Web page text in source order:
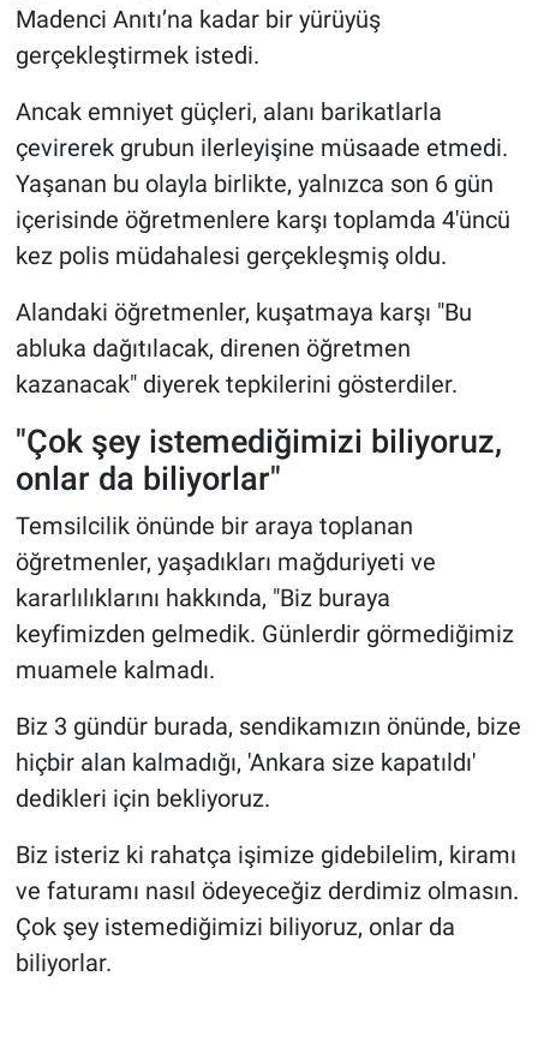
Madenci Anıtı’na kadar bir yürüyüş
gerçekleştirmek istedi.
Ancak emniyet güçleri, alanı barikatlarla
çevirerek grubun ilerleyişine müsaade etmedi.
Yaşanan bu olayla birlikte, yalnızca son 6 gün
içerisinde öğretmenlere karşı toplamda 4'üncü
kez polis müdahalesi gerçekleşmiş oldu.
Alandaki öğretmenler, kuşatmaya karşı "Bu
abluka dağıtılacak, direnen öğretmen
kazanacak" diyerek tepkilerini gösterdiler.
"Çok şey istemediğimizi biliyoruz,
onlar da biliyorlar"
Temsilcilik önünde bir araya toplanan
öğretmenler, yaşadıkları mağduriyeti ve
kararlılıklarını hakkında, "Biz buraya
keyfimizden gelmedik. Günlerdir görmediğimiz
muamele kalmadı.
Biz 3 gündür burada, sendikamızın önünde, bize
hiçbir alan kalmadığı, 'Ankara size kapatıldı'
dedikleri için bekliyoruz.
Biz isteriz ki rahatça işimize gidebilelim, kiramı
ve faturamı nasıl ödeyeceğiz derdimiz olmasın.
Çok şey istemediğimizi biliyoruz, onlar da
biliyorlar.